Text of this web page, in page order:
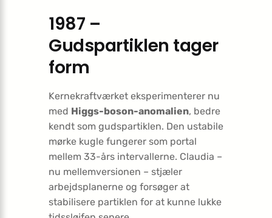
1987 –
Gudspartiklen tager
form
Kernekraftværket eksperimenterer nu
med Higgs-boson-anomalien, bedre
kendt som gudspartiklen. Den ustabile
mørke kugle fungerer som portal
mellem 33-års intervallerne. Claudia –
nu mellemversionen – stjæler
arbejdsplanerne og forsøger at
stabilisere partiklen for at kunne lukke